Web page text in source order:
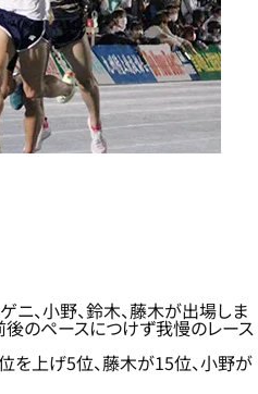
、小野、鈴木、藤木が出場しま
のペースにつけず我慢のレース
を上げ5位、藤木が15位、小野が